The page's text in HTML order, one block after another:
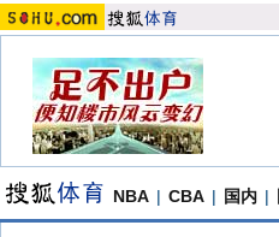
NBA | CBA | 国内 |